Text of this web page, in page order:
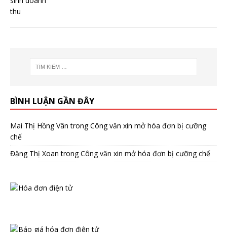
BÌNH LUẬN GẦN ĐÂY
Mai Thị Hồng Vân trongCông văn xin mở hóa đơn bị cưỡng
chế
Đặng Thị Xoan trongCông văn xin mở hóa đơn bị cưỡng chế